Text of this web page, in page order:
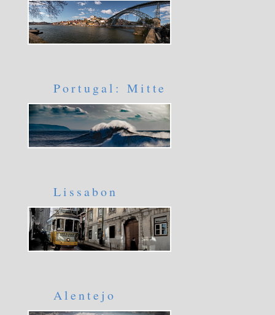
Portugal: Mitte
Lissabon
Alentejo